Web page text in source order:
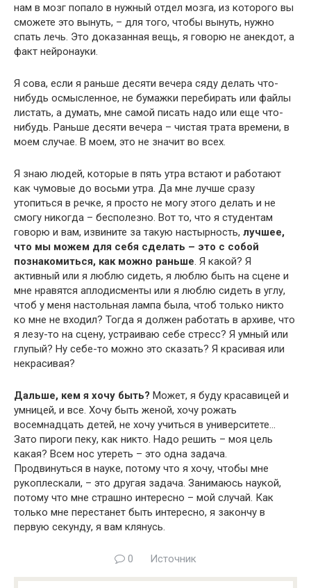
нам в мозг попало в нужный отдел мозга, из которого вы
сможете это вынуть, – для того, чтобы вынуть, нужно
спать лечь. Это доказанная вещь, я говорю не анекдот, а
факт нейронауки.
Я сова, если я раньше десяти вечера сяду делать что-
нибудь осмысленное, не бумажки перебирать или файлы
листать, а думать, мне самой писать надо или еще что-
нибудь. Раньше десяти вечера – чистая трата времени, в
моем случае. В моем, это не значит во всех.
Я знаю людей, которые в пять утра встают и работают
как чумовые до восьми утра. Да мне лучше сразу
утопиться в речке, я просто не могу этого делать и не
смогу никогда – бесполезно. Вот то, что я студентам
говорю и вам, извините за такую настырность, лучшее,
что мы можем для себя сделать – это с собой
познакомиться, как можно раньше. Я какой? Я
активный или я люблю сидеть, я люблю быть на сцене и
мне нравятся аплодисменты или я люблю сидеть в углу,
чтоб у меня настольная лампа была, чтоб только никто
ко мне не входил? Тогда я должен работать в архиве, что
я лезу-то на сцену, устраиваю себе стресс? Я умный или
глупый? Ну себе-то можно это сказать? Я красивая или
некрасивая?
Дальше, кем я хочу быть? Может, я буду красавицей и
умницей, и все. Хочу быть женой, хочу рожать
восемнадцать детей, не хочу учиться в университете…
Зато пироги пеку, как никто. Надо решить – моя цель
какая? Всем нос утереть – это одна задача.
Продвинуться в науке, потому что я хочу, чтобы мне
рукоплескали, – это другая задача. Занимаюсь наукой,
потому что мне страшно интересно – мой случай. Как
только мне перестанет быть интересно, я закончу в
первую секунду, я вам клянусь.
0 Источник